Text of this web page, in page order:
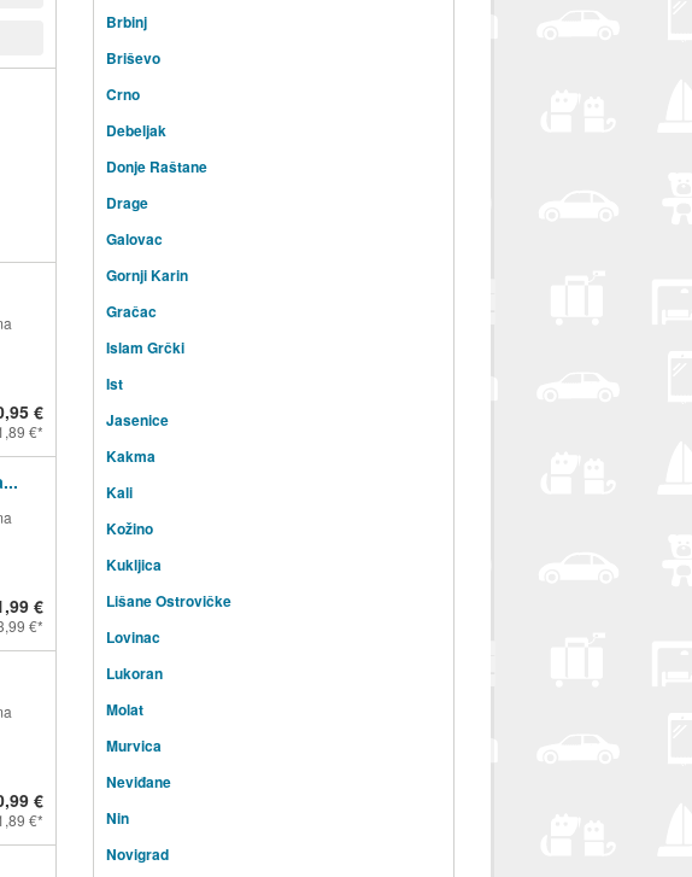
€
€
€
€
€
€
Brbinj
Briševo
Crno
Debeljak
Donje Raštane
Drage
Galovac
Gornji Karin
Gračac
Islam Grčki
Ist
Jasenice
Kakma
Kali
Kožino
Kukljica
Lišane Ostrovičke
Lovinac
Lukoran
Molat
Murvica
Neviđane
Nin
Novigrad